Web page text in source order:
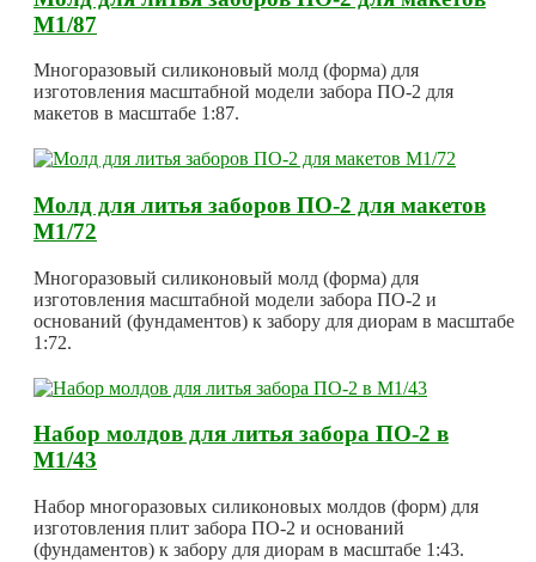
М1/87
Многоразовый силиконовый молд (форма) для
изготовления масштабной модели забора ПО-2 для
макетов в масштабе 1:87.
Молд для литья заборов ПО-2 для макетов
М1/72
Многоразовый силиконовый молд (форма) для
изготовления масштабной модели забора ПО-2 и
оснований (фундаментов) к забору для диорам в масштабе
1:72.
Набор молдов для литья забора ПО-2 в
М1/43
Набор многоразовых силиконовых молдов (форм) для
изготовления плит забора ПО-2 и оснований
(фундаментов) к забору для диорам в масштабе 1:43.